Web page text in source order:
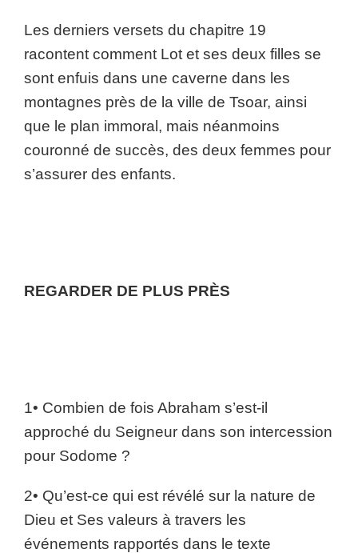
Les derniers versets du chapitre 19
racontent comment Lot et ses deux filles se
sont enfuis dans une caverne dans les
montagnes près de la ville de Tsoar, ainsi
que le plan immoral, mais néanmoins
couronné de succès, des deux femmes pour
s’assurer des enfants.
REGARDER DE PLUS PRÈS
1• Combien de fois Abraham s’est-il
approché du Seigneur dans son intercession
pour Sodome ?
2• Qu’est-ce qui est révélé sur la nature de
Dieu et Ses valeurs à travers les
événements rapportés dans le texte